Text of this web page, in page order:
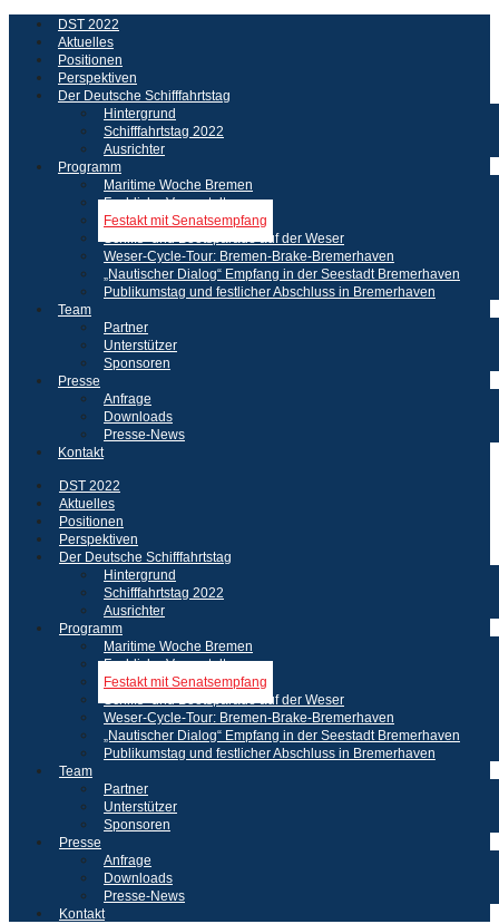
DST 2022
Aktuelles
Positionen
Perspektiven
Der Deutsche Schifffahrtstag
Hintergrund
Schifffahrtstag 2022
Ausrichter
Programm
Maritime Woche Bremen
Fachliche Veranstaltungen
Festakt mit Senatsempfang
Schiffs- und Bootsparade auf der Weser
Weser-Cycle-Tour: Bremen-Brake-Bremerhaven
„Nautischer Dialog“ Empfang in der Seestadt Bremerhaven
Publikumstag und festlicher Abschluss in Bremerhaven
Team
Partner
Unterstützer
Sponsoren
Presse
Anfrage
Downloads
Presse-News
Kontakt
DST 2022
Aktuelles
Positionen
Perspektiven
Der Deutsche Schifffahrtstag
Hintergrund
Schifffahrtstag 2022
Ausrichter
Programm
Maritime Woche Bremen
Fachliche Veranstaltungen
Festakt mit Senatsempfang
Schiffs- und Bootsparade auf der Weser
Weser-Cycle-Tour: Bremen-Brake-Bremerhaven
„Nautischer Dialog“ Empfang in der Seestadt Bremerhaven
Publikumstag und festlicher Abschluss in Bremerhaven
Team
Partner
Unterstützer
Sponsoren
Presse
Anfrage
Downloads
Presse-News
Kontakt